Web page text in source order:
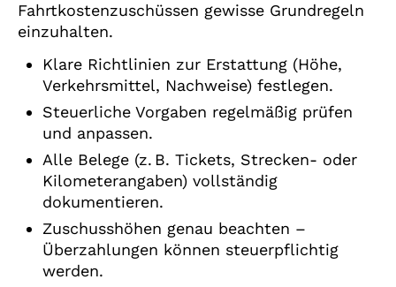
Fahrtkostenzuschüssen gewisse Grundregeln
einzuhalten.
Klare Richtlinien zur Erstattung (Höhe,
Verkehrsmittel, Nachweise) festlegen.
Steuerliche Vorgaben regelmäßig prüfen
und anpassen.
Alle Belege (z. B. Tickets, Strecken- oder
Kilometerangaben) vollständig
dokumentieren.
Zuschusshöhen genau beachten –
Überzahlungen können steuerpflichtig
werden.